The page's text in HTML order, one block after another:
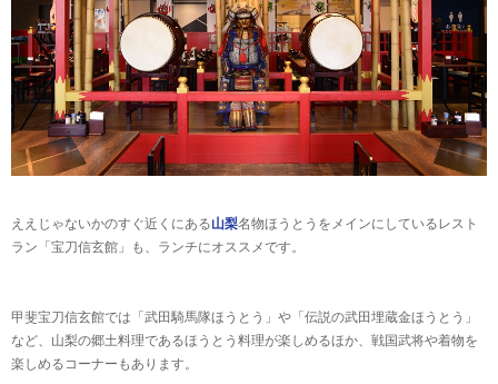
ええじゃないかのすぐ近くにある山梨名物ほうとうをメインにしているレスト
ラン「宝刀信玄館」も、ランチにオススメです。
甲斐宝刀信玄館では「武田騎馬隊ほうとう」や「伝説の武田埋蔵金ほうとう」
など、山梨の郷土料理であるほうとう料理が楽しめるほか、戦国武将や着物を
楽しめるコーナーもあります。